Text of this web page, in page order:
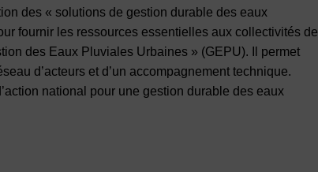
des « solutions de gestion durable des eaux
fournir les ressources essentielles aux collectivités de
des Eaux Pluviales Urbaines » (GEPU). Il permet
d’acteurs et d’un accompagnement technique.
national pour une gestion durable des eaux